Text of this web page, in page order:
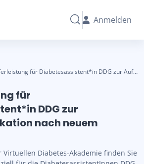
SucheingabeAnmelden
Transferleistung für Diabetesassistent*in DDG zur Aufbauqualifikation nach neuem Curriculum
für
DDG zur
nach neuem
Virtuellen Diabetes-Akademie finden Sie